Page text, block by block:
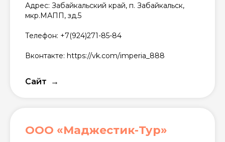
Адрес: Забайкальский край, п. Забайкальск,
мкр.МАПП, зд.5
Телефон: +7(924)271-85-84
Вконтакте: https://vk.com/imperia_888
Сайт
ООО «Маджестик-Тур»